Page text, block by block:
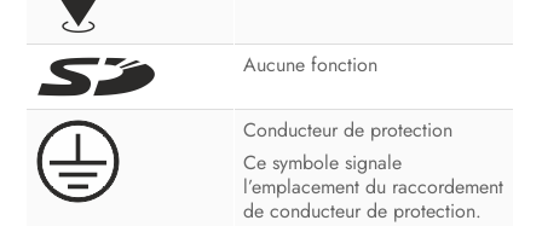
Aucune fonction
Conducteur de protection
Ce symbole signale
l’emplacement du raccordement
de conducteur de protection.